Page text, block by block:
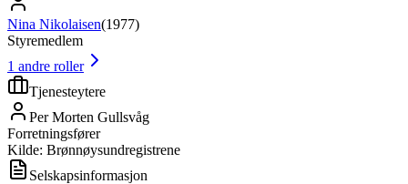
Nina Nikolaisen(1977)
Styremedlem
1 andre roller
Tjenesteytere
Per Morten Gullsvåg
Forretningsfører
Kilde: Brønnøysundregistrene
Selskapsinformasjon